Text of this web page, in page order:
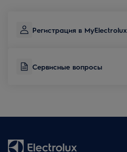
Регистрация в MyElectrolux
Сервисные вопросы